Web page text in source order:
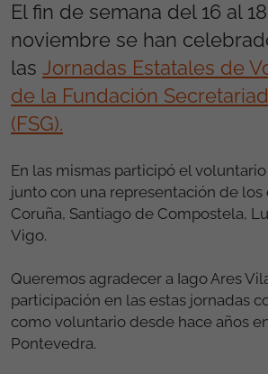
El fin de semana del 16 al
noviembre se han
las Jornadas Estatales de
de la Fundación
(FSG).
En las mismas participó el voluntario
junto con una representación de los
Coruña, Santiago de Compostela,
Vigo.
Queremos agradecer a Iago Ares
participación en las estas jornadas
como voluntario desde hace años
Pontevedra.